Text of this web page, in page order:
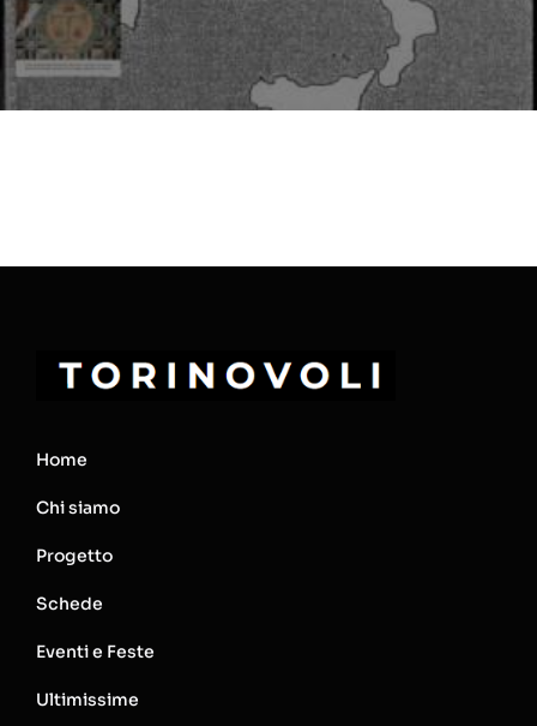
Home
Chi siamo
Progetto
Schede
Eventi e Feste
Ultimissime